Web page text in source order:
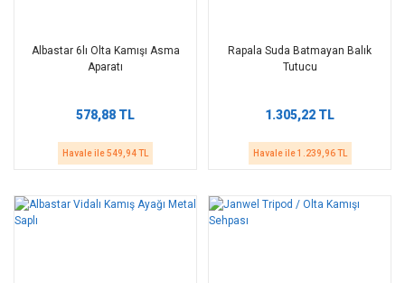
Albastar 6lı Olta Kamışı Asma
Aparatı
578,88 TL
Havale ile 549,94 TL
Rapala Suda Batmayan Balık
Tutucu
1.305,22 TL
Havale ile 1.239,96 TL